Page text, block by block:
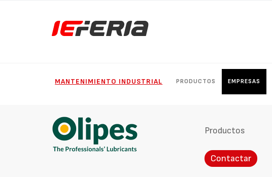
MANTENIMIENTO INDUSTRIAL PRODUCTOS EMPRESAS
Productos
Contactar